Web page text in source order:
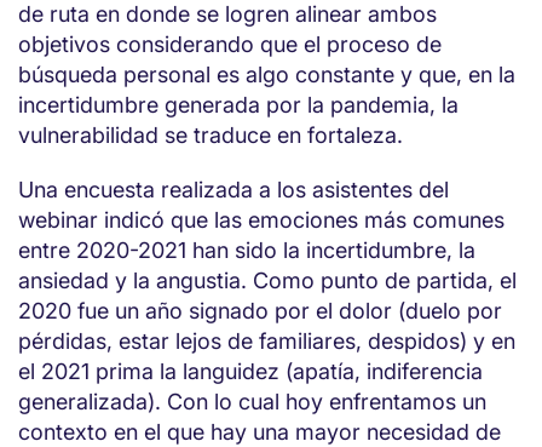
de ruta en donde se logren alinear ambos
objetivos considerando que el proceso de
búsqueda personal es algo constante y que, en la
incertidumbre generada por la pandemia, la
vulnerabilidad se traduce en fortaleza.
Una encuesta realizada a los asistentes del
webinar indicó que las emociones más comunes
entre 2020-2021 han sido la incertidumbre, la
ansiedad y la angustia. Como punto de partida, el
2020 fue un año signado por el dolor (duelo por
pérdidas, estar lejos de familiares, despidos) y en
el 2021 prima la languidez (apatía, indiferencia
generalizada). Con lo cual hoy enfrentamos un
contexto en el que hay una mayor necesidad de